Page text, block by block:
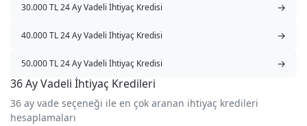
30.000 TL 24 Ay Vadeli İhtiyaç Kredisi →
40.000 TL 24 Ay Vadeli İhtiyaç Kredisi →
50.000 TL 24 Ay Vadeli İhtiyaç Kredisi →
36 Ay Vadeli İhtiyaç Kredileri
36 ay vade seçeneği ile en çok aranan ihtiyaç kredileri
hesaplamaları